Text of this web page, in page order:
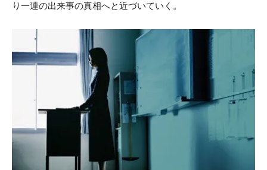
り一連の出来事の真相へと近づいていく。